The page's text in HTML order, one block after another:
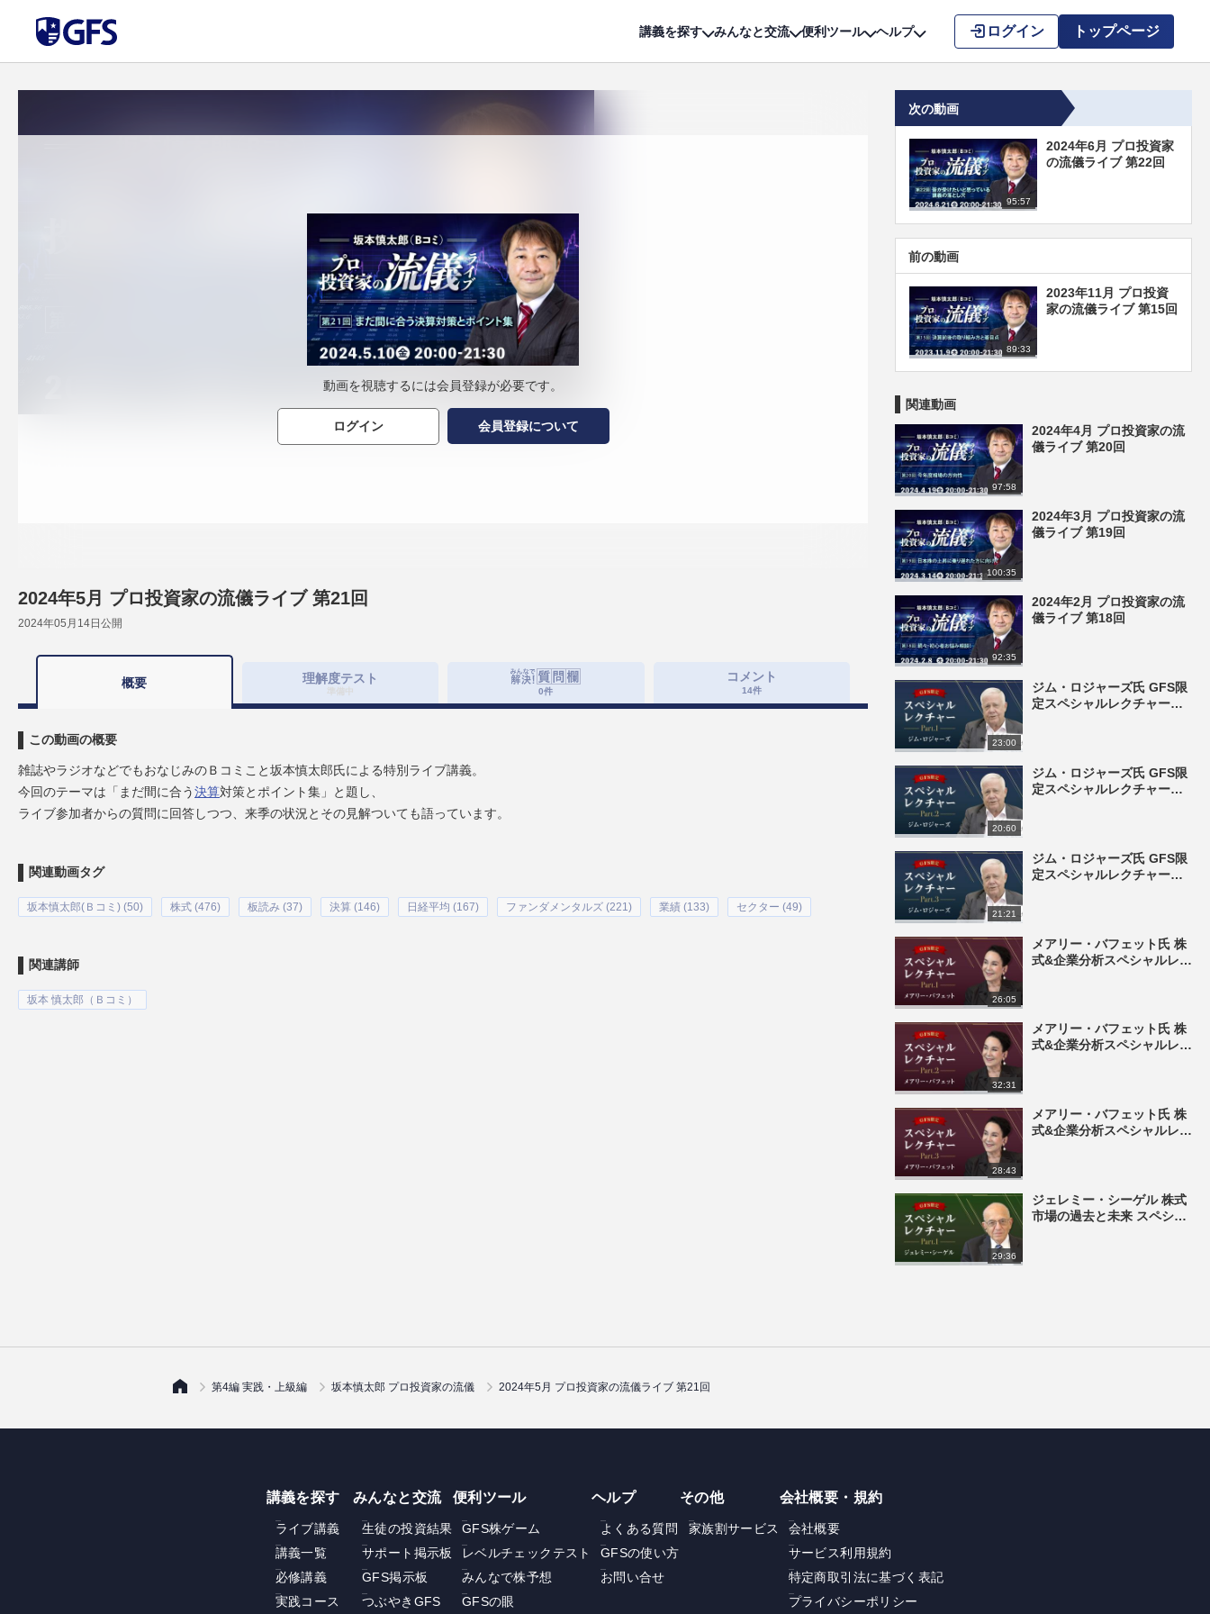
講義を探す みんなと交流 便利ツール ヘルプ ログイン トップページ
動画を視聴するには会員登録が必要です。
ログイン 会員登録について
2024年5月 プロ投資家の流儀ライブ 第21回
2024年05月14日 公開
概要 理解度テスト
準備中 0件
コメント
14件
この動画の概要
雑誌やラジオなどでもおなじみのＢコミこと坂本慎太郎氏による特別ライブ講義。
今回のテーマは「まだ間に合う決算対策とポイント集」と題し、
ライブ参加者からの質問に回答しつつ、来季の状況とその見解ついても語っています。
関連動画タグ
坂本慎太郎(Ｂコミ) (50) 株式 (476) 板読み (37) 決算 (146) 日経平均 (167) ファンダメンタルズ (221) 業績 (133) セクター (49)
関連講師
坂本 慎太郎（Ｂコミ）
次の動画
95:57
2024年6月 プロ投資家
の流儀ライブ 第22回
前の動画
89:33
2023年11月 プロ投資
家の流儀ライブ 第15回
関連動画
97:58
2024年4月 プロ投資家の流
儀ライブ 第20回
100:35
2024年3月 プロ投資家の流
儀ライブ 第19回
92:35
2024年2月 プロ投資家の流
儀ライブ 第18回
23:00
ジム・ロジャーズ氏 GFS限
定スペシャルレクチャー
20:60
ジム・ロジャーズ氏 GFS限
定スペシャルレクチャー
21:21
ジム・ロジャーズ氏 GFS限
定スペシャルレクチャー
26:05
メアリー・バフェット氏 株
式&企業分析スペシャルレク
32:31
メアリー・バフェット氏 株
式&企業分析スペシャルレク
28:43
メアリー・バフェット氏 株
式&企業分析スペシャルレク
29:36
ジェレミー・シーゲル 株式
市場の過去と未来 スペシャ
第4編 実践・上級編 坂本慎太郎 プロ投資家の流儀 2024年5月 プロ投資家の流儀ライブ 第21回
講義を探す
ライブ講義
講義一覧
必修講義
実践コース
みんなと交流
生徒の投資結果
サポート掲示板
GFS掲示板
つぶやきGFS
便利ツール
GFS株ゲーム
レベルチェックテスト
みんなで株予想
GFSの眼
ヘルプ
よくある質問
GFSの使い方
お問い合せ
その他
家族割サービス
会社概要・規約
会社概要
サービス利用規約
特定商取引法に基づく表記
プライバシーポリシー